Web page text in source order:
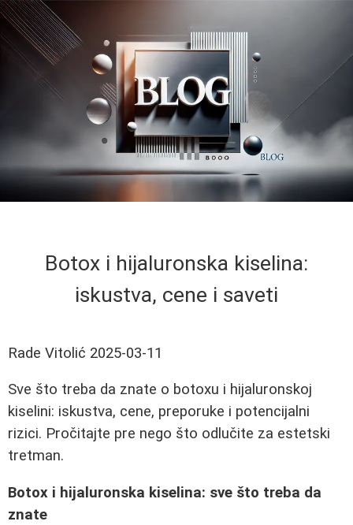
Botox i hijaluronska kiselina:
iskustva, cene i saveti
Rade Vitolić 2025-03-11
Sve što treba da znate o botoxu i hijaluronskoj
kiselini: iskustva, cene, preporuke i potencijalni
rizici. Pročitajte pre nego što odlučite za estetski
tretman.
Botox i hijaluronska kiselina: sve što treba da
znate